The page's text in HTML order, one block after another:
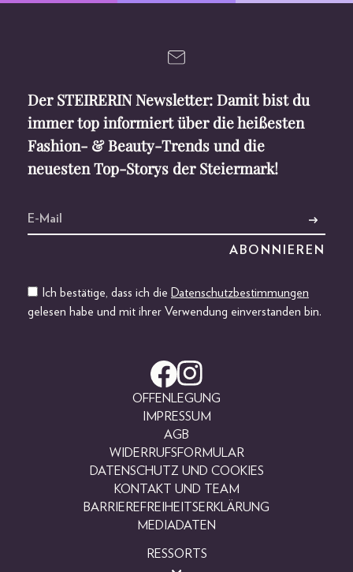
Der STEIRERIN Newsletter: Damit bist du
immer top informiert über die heißesten
Fashion- & Beauty-Trends und die
neuesten Top-Storys der Steiermark!
Ich bestätige, dass ich die Datenschutzbestimmungen
gelesen habe und mit ihrer Verwendung einverstanden bin.
OFFENLEGUNG
IMPRESSUM
AGB
WIDERRUFSFORMULAR
DATENSCHUTZ UND COOKIES
KONTAKT UND TEAM
BARRIEREFREIHEITSERKLÄRUNG
MEDIADATEN
RESSORTS